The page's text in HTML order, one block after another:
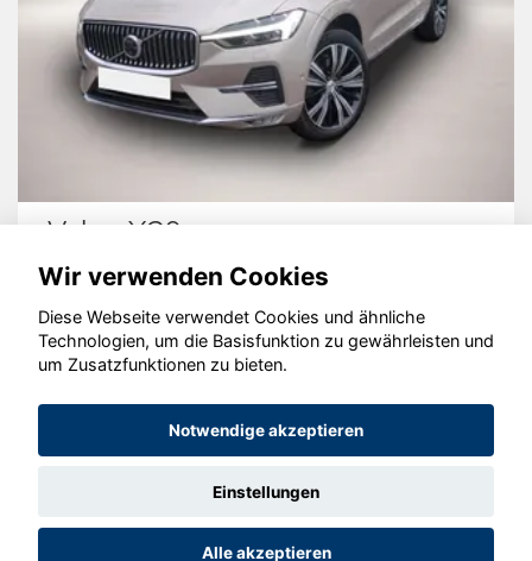
Volvo XC60
© konjunkturmotor.de GmbH 2020 - 2026
Wir verwenden Cookies
Diese Webseite verwendet Cookies und ähnliche
Technologien, um die Basisfunktion zu gewährleisten und
um Zusatzfunktionen zu bieten.
Notwendige akzeptieren
Einstellungen
Alle akzeptieren